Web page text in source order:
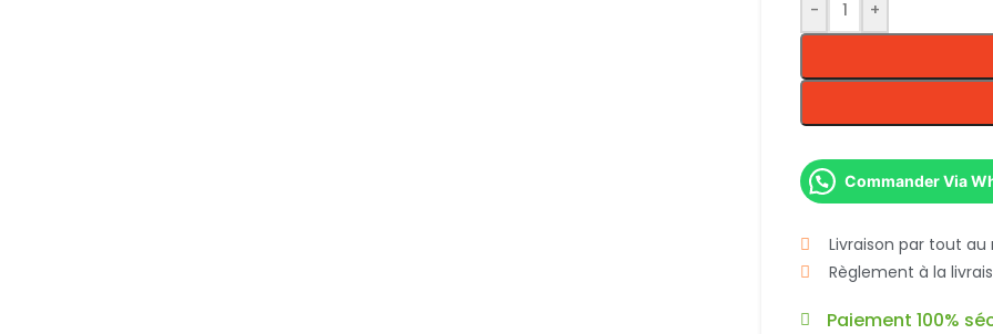
- +
Commander Via
Livraison par tout
Règlement à la
Paiement 100%